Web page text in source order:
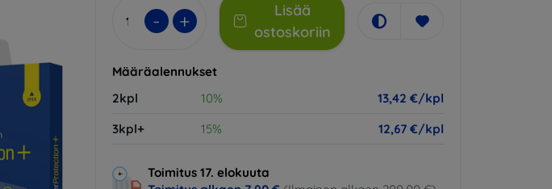
- +
Lisää
ostoskoriin
Määräalennukset
2kpl
10%
13,42 €/kpl
3kpl+
15% 12,67 €/kpl
Toimitus 17. elokuuta